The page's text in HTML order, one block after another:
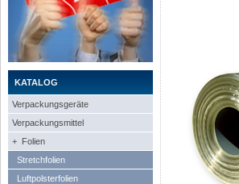
KATALOG
Verpackungsgeräte
Verpackungsmittel
+ Folien
Stretchfolien
Luftpolsterfolien